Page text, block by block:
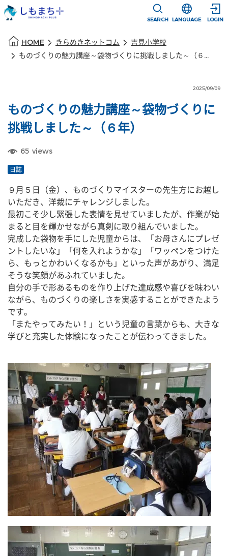
SEARCH
選択すると言
LANGUAGE LOGIN
HOME きらめきネットコム
吉見小学校
ものづくりの魅力講座～袋物づくりに挑戦しました～（６年）
2025/09/09
ものづくりの魅力講座～袋物づくりに
挑戦しました～（６年）
65 views
日誌
９月５日（金）、ものづくりマイスターの先生方にお越し
いただき、洋裁にチャレンジしました。
最初こそ少し緊張した表情を見せていましたが、作業が始
まると目を輝かせながら真剣に取り組んでいました。
完成した袋物を手にした児童からは、「お母さんにプレゼ
ントしたいな」「何を入れようかな」「ワッペンをつけた
ら、もっとかわいくなるかも」といった声があがり、満足
そうな笑顔があふれていました。
自分の手で形あるものを作り上げた達成感や喜びを味わい
ながら、ものづくりの楽しさを実感することができたよう
です。
「またやってみたい！」という児童の言葉からも、大きな
学びと充実した体験になったことが伝わってきました。